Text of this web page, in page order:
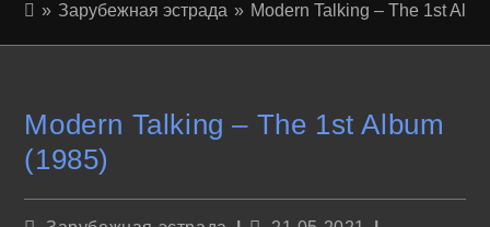
» Зарубежная эстрада » Modern Talking – The 1st
Modern Talking – The 1st Album
(1985)